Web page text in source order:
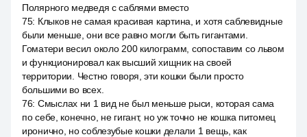
Полярного медведя с саблями вместо
75: Клыков не самая красивая картина, и хотя саблевидные
были меньше, они все равно могли быть гигантами.
Гоматери весил около 200 килограмм, сопоставим со львом
и функционировал как высший хищник на своей
территории. Честно говоря, эти кошки были просто
большими во всех.
76: Смыслах ни 1 вид не был меньше рыси, которая сама
по себе, конечно, не гигант, но уж точно не кошка питомец
иронично, но соблезубые кошки делали 1 вещь, как